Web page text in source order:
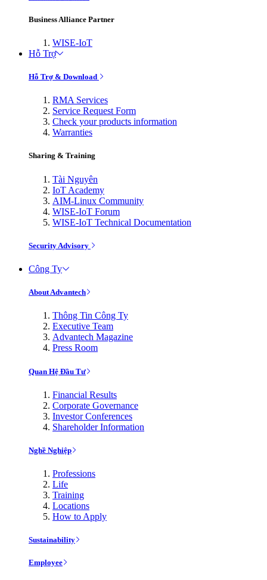
Business Alliance Partner
WISE-IoT
Hỗ Trợ
Hỗ Trợ & Download
RMA Services
Service Request Form
Check your products information
Warranties
Sharing & Training
Tài Nguyên
IoT Academy
AIM-Linux Community
WISE-IoT Forum
WISE-IoT Technical Documentation
Security Advisory
Công Ty
About Advantech
Thông Tin Công Ty
Executive Team
Advantech Magazine
Press Room
Quan Hệ Đầu Tư
Financial Results
Corporate Governance
Investor Conferences
Shareholder Information
Nghề Nghiệp
Professions
Life
Training
Locations
How to Apply
Sustainability
Employee